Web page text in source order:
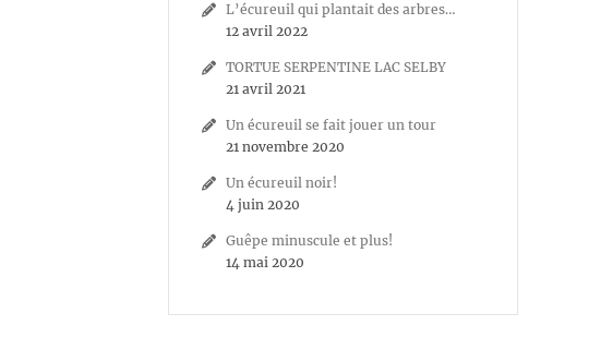
L’écureuil qui plantait des arbres…
12 avril 2022
TORTUE SERPENTINE LAC SELBY
21 avril 2021
Un écureuil se fait jouer un tour
21 novembre 2020
Un écureuil noir!
4 juin 2020
Guêpe minuscule et plus!
14 mai 2020